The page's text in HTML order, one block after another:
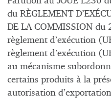
du RÈGLEMENT
DE LA COMMISSION
règlement d’exécution
règlement d’exécution
au mécanisme
certains produits à la
autorisation d’exportation